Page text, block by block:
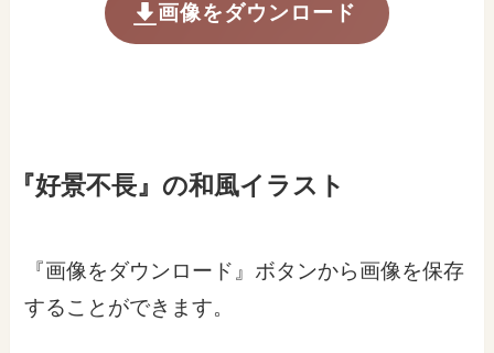
画像をダウンロード
『好景不長』の和風イラスト
『画像をダウンロード』ボタンから画像を保存
することができます。